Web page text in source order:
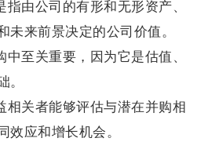
由公司的有形和无形资产、
未来前景决定的公司价值。
至关重要，因为它是估值、
。
相关者能够评估与潜在并购相
效应和增长机会。